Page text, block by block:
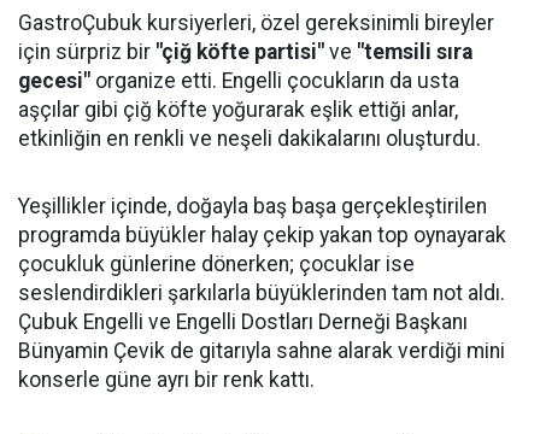
GastroÇubuk kursiyerleri, özel gereksinimli bireyler
için sürpriz bir "çiğ köfte partisi" ve "temsili sıra
gecesi" organize etti. Engelli çocukların da usta
aşçılar gibi çiğ köfte yoğurarak eşlik ettiği anlar,
etkinliğin en renkli ve neşeli dakikalarını oluşturdu.
Yeşillikler içinde, doğayla baş başa gerçekleştirilen
programda büyükler halay çekip yakan top oynayarak
çocukluk günlerine dönerken; çocuklar ise
seslendirdikleri şarkılarla büyüklerinden tam not aldı.
Çubuk Engelli ve Engelli Dostları Derneği Başkanı
Bünyamin Çevik de gitarıyla sahne alarak verdiği mini
konserle güne ayrı bir renk kattı.